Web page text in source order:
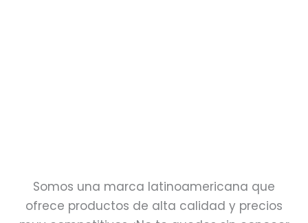
Somos una marca latinoamericana que
ofrece productos de alta calidad y precios